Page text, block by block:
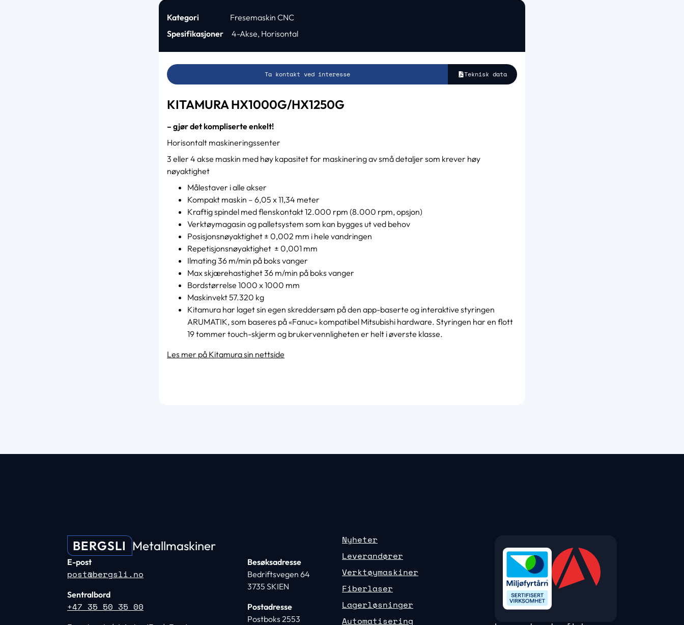
Kategori
Fresemaskin CNC
Spesifikasjoner
4-Akse, Horisontal
Ta kontakt ved interesse Teknisk data
KITAMURA HX1000G/HX1250G
– gjør det kompliserte enkelt!
Horisontalt maskineringssenter
3 eller 4 akse maskin med høy kapasitet for maskinering av små detaljer som krever høy
nøyaktighet
Målestaver i alle akser
Kompakt maskin – 6,05 x 11,34 meter
Kraftig spindel med flenskontakt 12.000 rpm (8.000 rpm, opsjon)
Verktøymagasin og palletsystem som kan bygges ut ved behov
Posisjonsnøyaktighet ± 0,002 mm i hele vandringen
Repetisjonsnøyaktighet ± 0,001 mm
Ilmating 36 m/min på boks vanger
Max skjærehastighet 36 m/min på boks vanger
Bordstørrelse 1000 x 1000 mm
Maskinvekt 57.320 kg
Kitamura har laget sin egen skreddersøm på den app-baserte og interaktive styringen
ARUMATIK, som baseres på «Fanuc» kompatibel Mitsubishi hardware. Styringen har en flott
19 tommer touch-skjerm og brukervennligheten er helt i øverste klasse.
Les mer på Kitamura sin nettside
BERGSLI Metallmaskiner
E-post
post@bergsli.no
Sentralbord
+47 35 50 35 00
Besøksadresse
Bedriftsvegen 64
3735 SKIEN
Postadresse
Postboks 2553
Nyheter
Leverandører
Verktøymaskiner
Fiberlaser
Lagerløsninger
Automatisering